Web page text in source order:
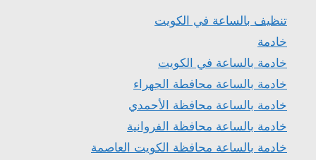
تنظيف بالساعة في الكويت
خادمة
خادمة بالساعة في الكويت
خادمة بالساعة محافطة الجهراء
خادمة بالساعة محافظة الأحمدي
خادمة بالساعة محافظة الفروانية
خادمة بالساعة محافظة الكويت العاصمة